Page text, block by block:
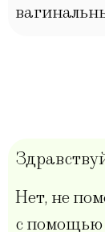
Нет, не
с помощью